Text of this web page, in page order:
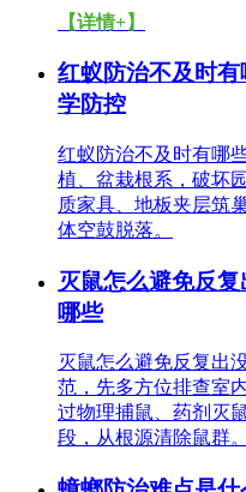
【详情+】
红蚁防治不及时
学防控
红蚁防治不及时有哪
植、盆栽根系，破坏
质家具、地板夹层筑
体空鼓脱落。
灭鼠怎么避免反
哪些
灭鼠怎么避免反复出
范，先多方位排查室
过物理捕鼠、药剂灭
段，从根源清除鼠群。